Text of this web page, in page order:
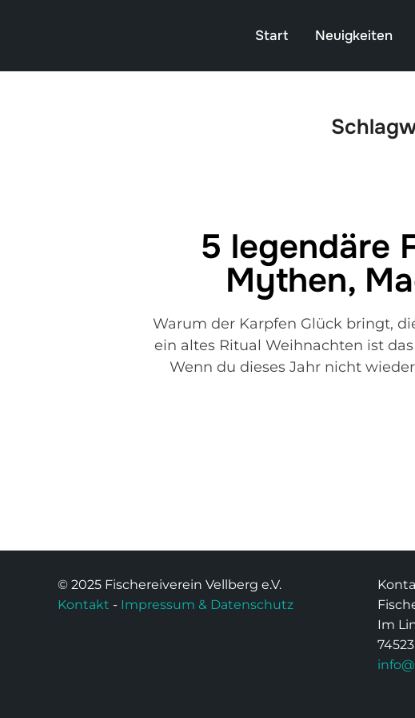
Start Neuigkeiten
5 legendäre
Mythen,
Warum der Karpfen Glück bringt,
ein altes Ritual Weihnachten ist
Wenn du dieses Jahr nicht
© 2025 Fischereiverein Vellberg e.V.
Kontakt - Impressum & Datenschutz
Im